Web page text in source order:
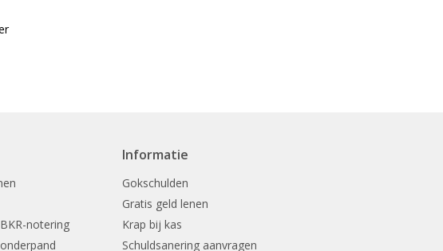
notering
Informatie
Gokschulden
Gratis geld lenen
Krap bij kas
Schuldsanering aanvragen